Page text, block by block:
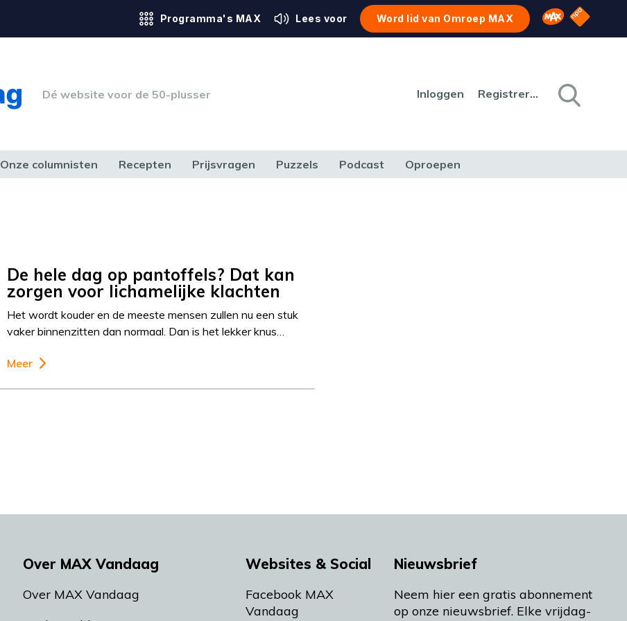
Programma's MAX Lees voor Word lid van Omroep MAX Omroep MAX
NPO
Dé website voor de 50-plusser Inloggen Registreren
Onze columnisten Recepten Prijsvragen Puzzels Podcast Oproepen
De hele dag op pantoffels? Dat kan
zorgen voor lichamelijke klachten
Het wordt kouder en de meeste mensen zullen nu een stuk
vaker binnenzitten dan normaal. Dan is het lekker knus…
Meer
Over MAX Vandaag
Over MAX Vandaag
Websites & Social
Facebook MAX
Vandaag
Nieuwsbrief
Neem hier een gratis abonnement
op onze nieuwsbrief. Elke vrijdag-